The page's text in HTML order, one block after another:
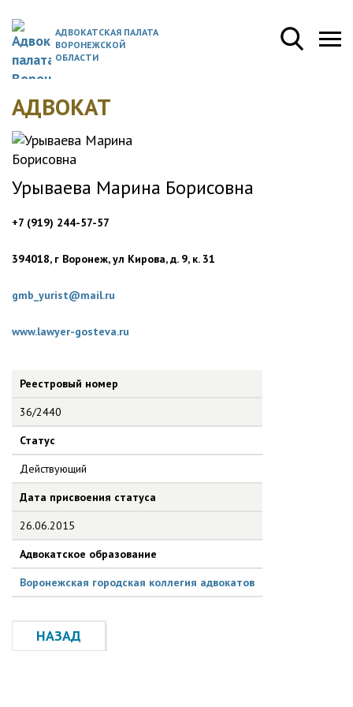
АДВОКАТСКАЯ ПАЛАТА
ВОРОНЕЖСКОЙ
ОБЛАСТИ
АДВОКАТ
Урываева Марина Борисовна
+7 (919) 244-57-57
394018, г Воронеж, ул Кирова, д. 9, к. 31
gmb_yurist@mail.ru
www.lawyer-gosteva.ru
Реестровый номер
36/2440
Статус
Действующий
Дата присвоения статуса
26.06.2015
Адвокатское образование
Воронежская городская коллегия адвокатов
НАЗАД